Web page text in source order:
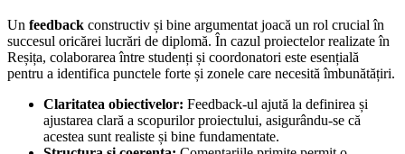
Un feedback constructiv și bine argumentat joacă un rol crucial în
succesul oricărei lucrări de diplomă. În cazul proiectelor realizate în
Reșița, colaborarea între studenți și coordonatori este esențială
pentru a identifica punctele forte și zonele care necesită îmbunătățiri.
Claritatea obiectivelor: Feedback-ul ajută la definirea și
ajustarea clară a scopurilor proiectului, asigurându-se că
acestea sunt realiste și bine fundamentate.